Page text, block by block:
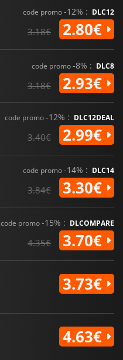
code promo-12% : DLC12
3.18€ 2.80€
code promo-8% : DLC8
3.18€ 2.93€
code promo-12% : DLC12DEAL
3.40€ 2.99€
code promo-14% : DLC14
3.84€ 3.30€
code promo-15% : DLCOMPARE
4.35€ 3.70€
3.73€
4.63€